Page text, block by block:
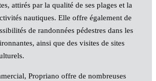
attirés par la qualité de ses plages et la
nautiques. Elle offre également de
de randonnées pédestres dans les
ainsi que des visites de sites
Propriano offre de nombreuses